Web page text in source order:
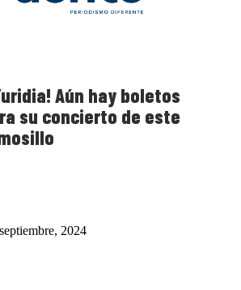
Aún hay boletos
su concierto de este
2024